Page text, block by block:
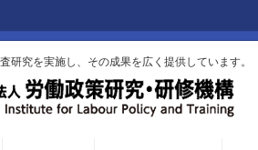
研究を実施し、その成果を広く提供しています。